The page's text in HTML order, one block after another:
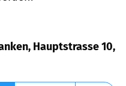
Hauptstrasse 10,